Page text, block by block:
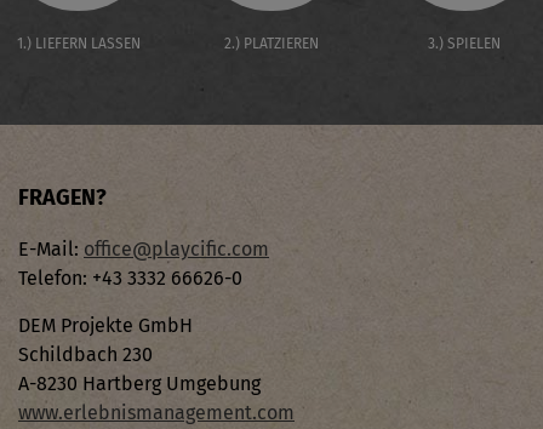
1.) LIEFERN LASSEN 2.) PLATZIEREN 3.) SPIELEN
FRAGEN?
E-Mail: office@playcific.com
Telefon: +43 3332 66626-0
DEM Projekte GmbH
Schildbach 230
A-8230 Hartberg Umgebung
www.erlebnismanagement.com